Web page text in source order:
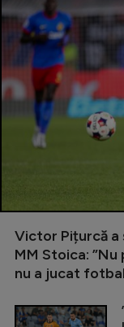
Victor Pițurcă a
MM Stoica:
nu a jucat